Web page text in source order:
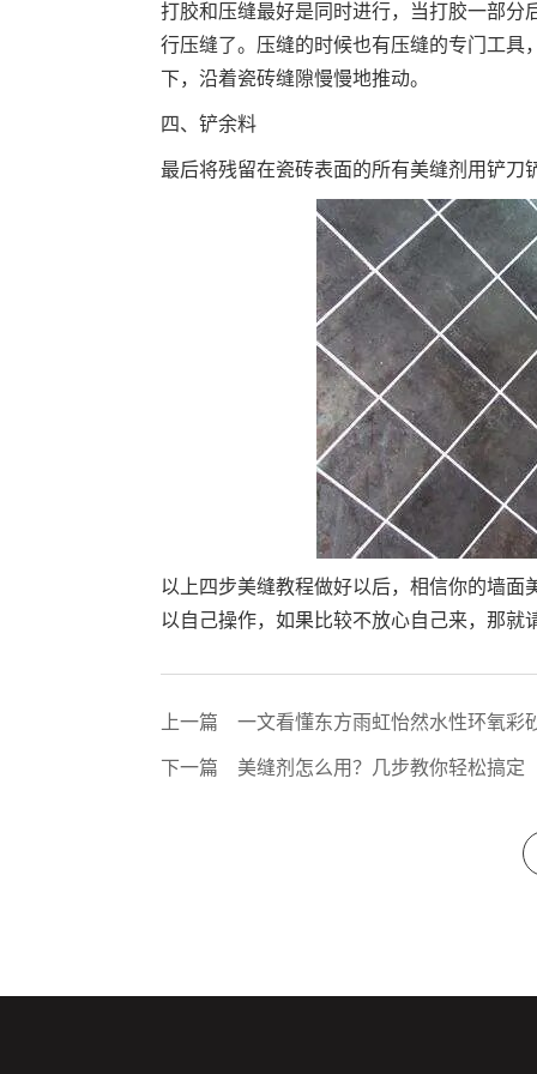
打胶和压缝最好是同时进行，当打胶一部
行压缝了。压缝的时候也有压缝的专门工
下，沿着瓷砖缝隙慢慢地推动。
四、铲余料
最后将残留在瓷砖表面的所有美缝剂用铲刀
以上四步美缝教程做好以后，相信你的墙
以自己操作，如果比较不放心自己来，那就
上一篇 一文看懂东方雨虹怡然水性环氧彩
下一篇 美缝剂怎么用？几步教你轻松搞定